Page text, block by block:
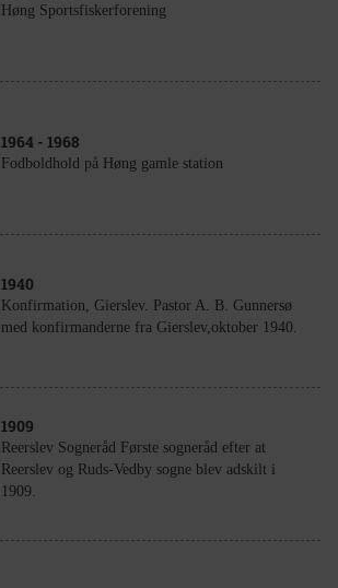
Høng Sportsfiskerforening
1964 - 1968
Fodboldhold på Høng gamle station
1940
Konfirmation, Gierslev. Pastor A. B. Gunnersø
med konfirmanderne fra Gierslev,oktober 1940.
1909
Reerslev Sogneråd Første sogneråd efter at
Reerslev og Ruds-Vedby sogne blev adskilt i
1909.